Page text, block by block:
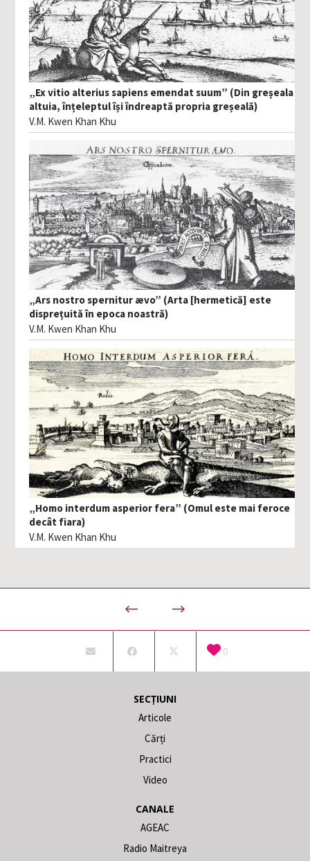
„Ex vitio alterius sapiens emendat suum” (Din greșeala
altuia, înțeleptul își îndreaptă propria greșeală)
V.M. Kwen Khan Khu
„Ars nostro spernitur ævo” (Arta [hermetică] este
disprețuită în epoca noastră)
V.M. Kwen Khan Khu
„Homo interdum asperior fera” (Omul este mai feroce
decât fiara)
V.M. Kwen Khan Khu
0
SECȚIUNI
Articole
Cărți
Practici
Video
CANALE
AGEAC
Radio Maitreya